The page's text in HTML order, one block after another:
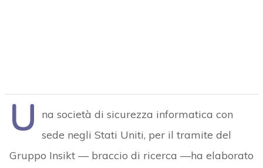
U
na società di sicurezza informatica con
sede negli Stati Uniti, per il tramite del
Gruppo Insikt — braccio di ricerca —ha elaborato